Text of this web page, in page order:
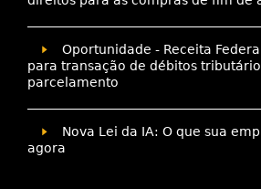
Oportunidade - Receita
para transação de débitos
parcelamento
Nova Lei da IA: O que sua
agora